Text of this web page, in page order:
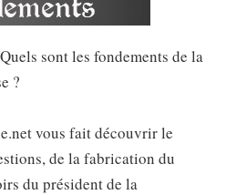
sont les fondements de la
?
vous fait découvrir le
de la fabrication du
du président de la